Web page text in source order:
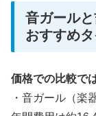
音ガール
おすすめ
価格での比較で
・音ガール（楽